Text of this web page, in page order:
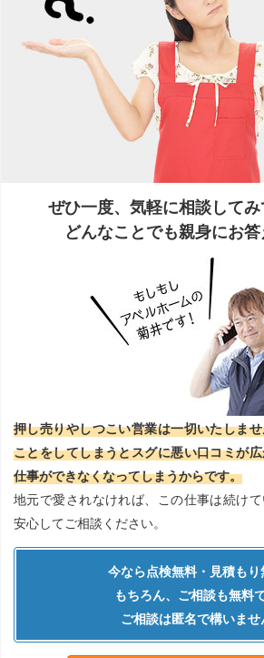
ぜひ一度、気軽に相談してみ
どんなことでも親身にお答
押し売りやしつこい営業は一切いたしま
ことをしてしまうとスグに悪い口コミが
仕事ができなくなってしまうからです。
地元で愛されなければ、この仕事は続けて
安心してご相談ください。
今なら点検無料・見積もり
もちろん、ご相談も無料で
ご相談は匿名で構いませ